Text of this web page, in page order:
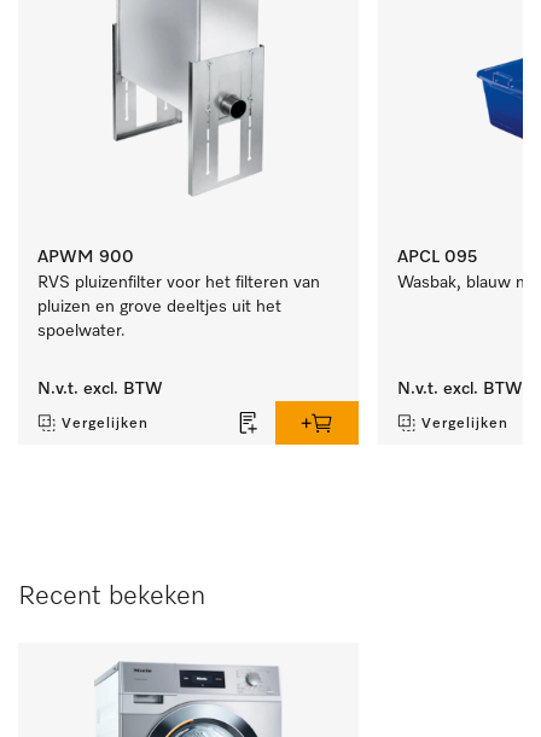
APWM 900
RVS pluizenfilter voor het filteren van
pluizen en grove deeltjes uit het
spoelwater.
N.v.t. excl. BTW
Vergelijken
APCL 095
Wasbak, blauw
N.v.t. excl. BTW
Vergelijken
Recent bekeken